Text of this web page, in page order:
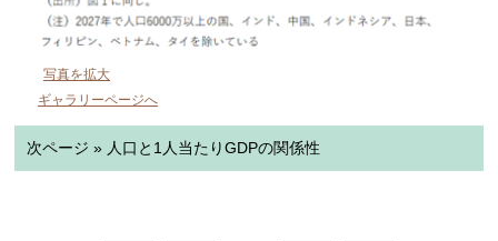
写真を拡大
ギャラリーページへ
次ページ » 人口と1人当たりGDPの関係性